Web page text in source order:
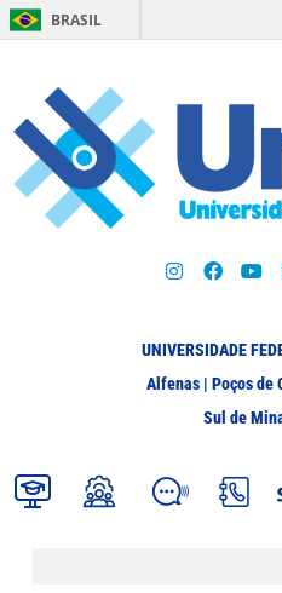
BRASIL
UNIVERSIDADE
Alfenas | Poços de
Sul de